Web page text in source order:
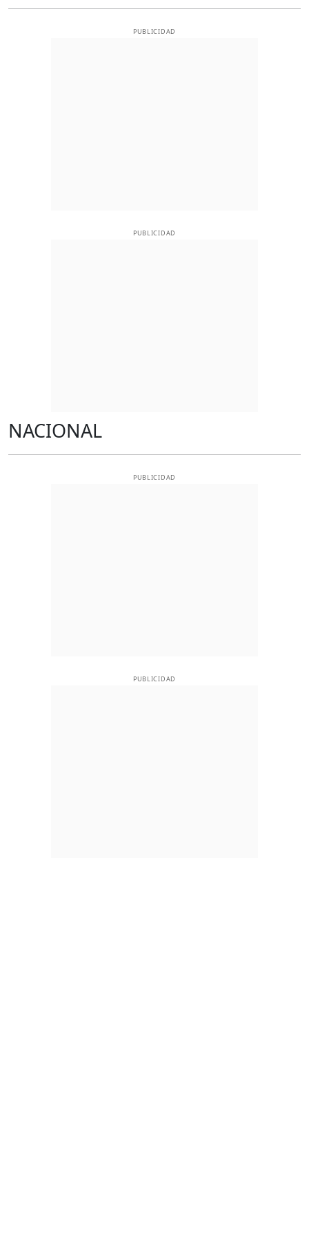
PUBLICIDAD
PUBLICIDAD
NACIONAL
PUBLICIDAD
PUBLICIDAD